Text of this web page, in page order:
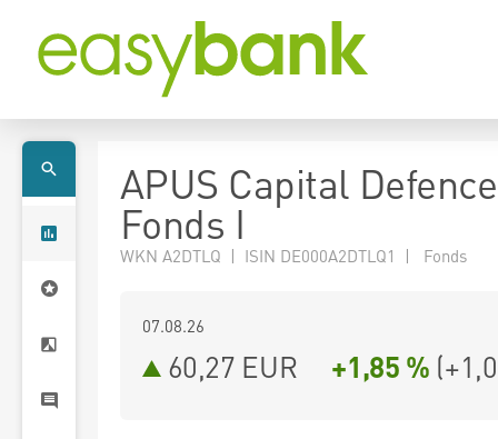
APUS Capital Defence
Fonds I
WKN A2DTLQ | ISIN DE000A2DTLQ1 | Fonds
07.08.26
60,27 EUR +1,85 % (